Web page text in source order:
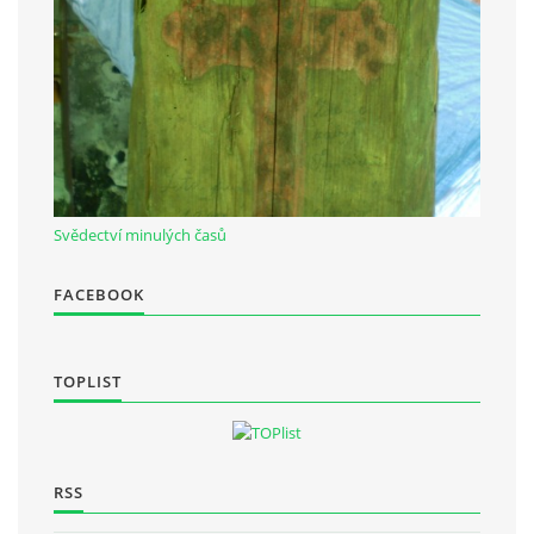
Občanská vzdělávací jednota "Komenský" v Choceradech z.s.
Chocerady 4
257 24 Chocerady
IČ: 498 28 614
Kontaktní osoba:
Svědectví minulých časů
FACEBOOK
TOPLIST
RSS